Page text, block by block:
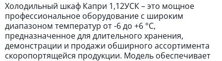
Холодильный шкаф Капри 1,12УСК – это мощное
профессиональное оборудование с широким
диапазоном температур от -6 до +6 °C,
предназначенное для длительного хранения,
демонстрации и продажи обширного ассортимента
скоропортящейся продукции. Модель обеспечивает